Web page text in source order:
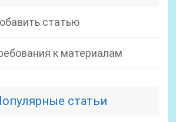
статью
к материалам
статьи